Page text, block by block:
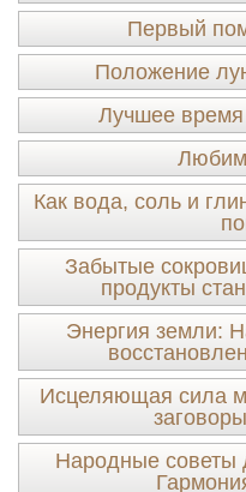
Первый
Положение
Лучшее
Как вода, соль и
Забытые
продукты
Энергия земли:
Исцеляющая сила
Народные советы